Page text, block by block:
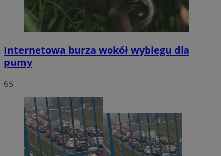
Internetowa burza wokół wybiegu dla
pumy
65